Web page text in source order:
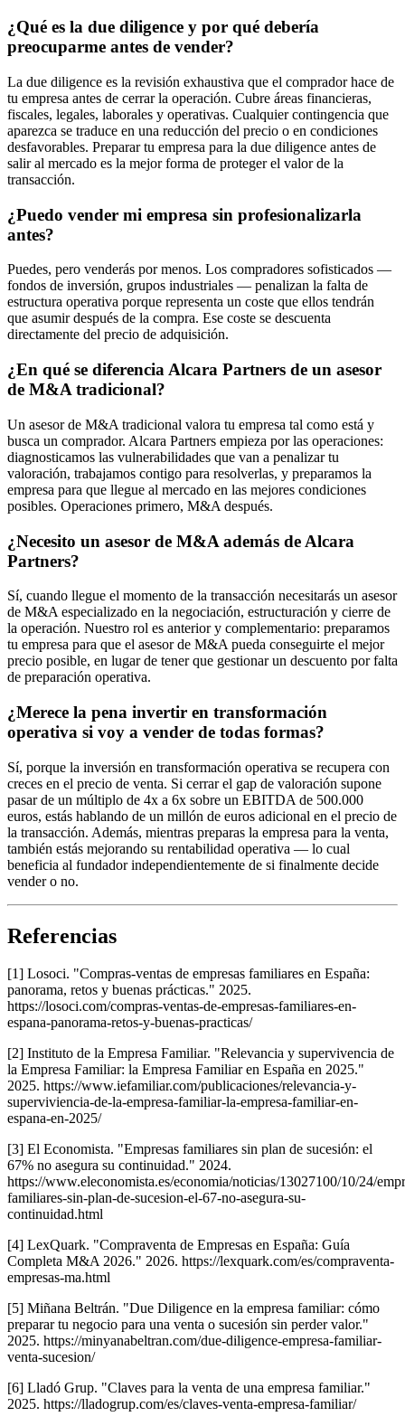
¿Qué es la due diligence y por qué debería
preocuparme antes de vender?
La due diligence es la revisión exhaustiva que el comprador hace de
tu empresa antes de cerrar la operación. Cubre áreas financieras,
fiscales, legales, laborales y operativas. Cualquier contingencia que
aparezca se traduce en una reducción del precio o en condiciones
desfavorables. Preparar tu empresa para la due diligence antes de
salir al mercado es la mejor forma de proteger el valor de la
transacción.
¿Puedo vender mi empresa sin profesionalizarla
antes?
Puedes, pero venderás por menos. Los compradores sofisticados —
fondos de inversión, grupos industriales — penalizan la falta de
estructura operativa porque representa un coste que ellos tendrán
que asumir después de la compra. Ese coste se descuenta
directamente del precio de adquisición.
¿En qué se diferencia Alcara Partners de un asesor
de M&A tradicional?
Un asesor de M&A tradicional valora tu empresa tal como está y
busca un comprador. Alcara Partners empieza por las operaciones:
diagnosticamos las vulnerabilidades que van a penalizar tu
valoración, trabajamos contigo para resolverlas, y preparamos la
empresa para que llegue al mercado en las mejores condiciones
posibles. Operaciones primero, M&A después.
¿Necesito un asesor de M&A además de Alcara
Partners?
Sí, cuando llegue el momento de la transacción necesitarás un asesor
de M&A especializado en la negociación, estructuración y cierre de
la operación. Nuestro rol es anterior y complementario: preparamos
tu empresa para que el asesor de M&A pueda conseguirte el mejor
precio posible, en lugar de tener que gestionar un descuento por falta
de preparación operativa.
¿Merece la pena invertir en transformación
operativa si voy a vender de todas formas?
Sí, porque la inversión en transformación operativa se recupera con
creces en el precio de venta. Si cerrar el gap de valoración supone
pasar de un múltiplo de 4x a 6x sobre un EBITDA de 500.000
euros, estás hablando de un millón de euros adicional en el precio de
la transacción. Además, mientras preparas la empresa para la venta,
también estás mejorando su rentabilidad operativa — lo cual
beneficia al fundador independientemente de si finalmente decide
vender o no.
Referencias
[1] Losoci. "Compras-ventas de empresas familiares en España:
panorama, retos y buenas prácticas." 2025.
https://losoci.com/compras-ventas-de-empresas-familiares-en-
espana-panorama-retos-y-buenas-practicas/
[2] Instituto de la Empresa Familiar. "Relevancia y supervivencia de
la Empresa Familiar: la Empresa Familiar en España en 2025."
2025. https://www.iefamiliar.com/publicaciones/relevancia-y-
superviviencia-de-la-empresa-familiar-la-empresa-familiar-en-
espana-en-2025/
[3] El Economista. "Empresas familiares sin plan de sucesión: el
67% no asegura su continuidad." 2024.
https://www.eleconomista.es/economia/noticias/13027100/10/24/
familiares-sin-plan-de-sucesion-el-67-no-asegura-su-
continuidad.html
[4] LexQuark. "Compraventa de Empresas en España: Guía
Completa M&A 2026." 2026. https://lexquark.com/es/compraventa-
empresas-ma.html
[5] Miñana Beltrán. "Due Diligence en la empresa familiar: cómo
preparar tu negocio para una venta o sucesión sin perder valor."
2025. https://minyanabeltran.com/due-diligence-empresa-familiar-
venta-sucesion/
[6] Lladó Grup. "Claves para la venta de una empresa familiar."
2025. https://lladogrup.com/es/claves-venta-empresa-familiar/